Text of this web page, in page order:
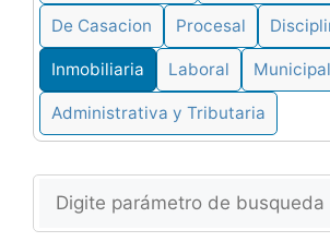
De Casacion Procesal
Inmobiliaria Laboral Municipal
Administrativa y Tributaria